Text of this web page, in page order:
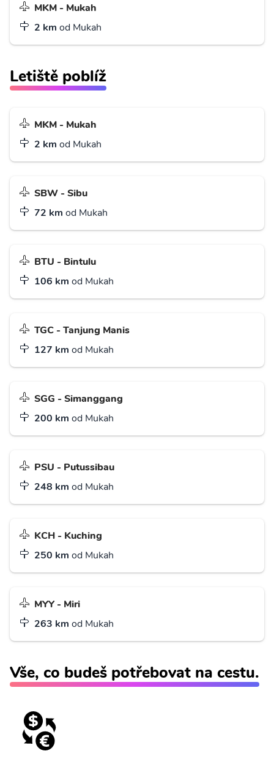
MKM - Mukah
2 km od Mukah
Letiště poblíž
MKM - Mukah
2 km od Mukah
SBW - Sibu
72 km od Mukah
BTU - Bintulu
106 km od Mukah
TGC - Tanjung Manis
127 km od Mukah
SGG - Simanggang
200 km od Mukah
PSU - Putussibau
248 km od Mukah
KCH - Kuching
250 km od Mukah
MYY - Miri
263 km od Mukah
Vše, co budeš potřebovat na cestu.